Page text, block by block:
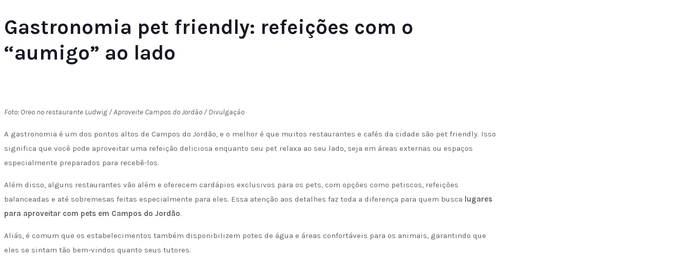
Gastronomia pet friendly: refeições com o
“aumigo” ao lado
Foto: Oreo no restaurante Ludwig / Aproveite Campos do Jordão / Divulgação
A gastronomia é um dos pontos altos de Campos do Jordão, e o melhor é que muitos restaurantes e cafés da cidade são pet friendly. Isso
significa que você pode aproveitar uma refeição deliciosa enquanto seu pet relaxa ao seu lado, seja em áreas externas ou espaços
especialmente preparados para recebê-los.
Além disso, alguns restaurantes vão além e oferecem cardápios exclusivos para os pets, com opções como petiscos, refeições
balanceadas e até sobremesas feitas especialmente para eles. Essa atenção aos detalhes faz toda a diferença para quem busca lugares
para aproveitar com pets em Campos do Jordão.
Aliás, é comum que os estabelecimentos também disponibilizem potes de água e áreas confortáveis para os animais, garantindo que
eles se sintam tão bem-vindos quanto seus tutores.